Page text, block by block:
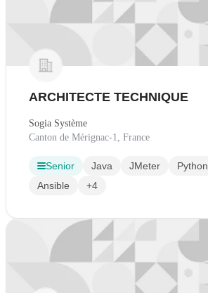
ARCHITECTE TECHNIQUE
Sogia Système
Canton de Mérignac-1, France
Senior Java JMeter Python
Ansible
+4